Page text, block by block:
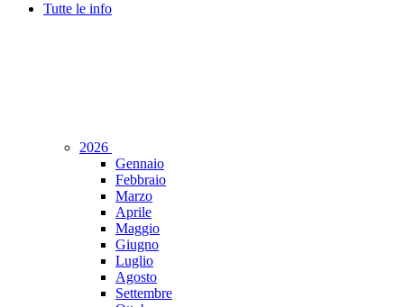
Tutte le info
2026
Gennaio
Febbraio
Marzo
Aprile
Maggio
Giugno
Luglio
Agosto
Settembre